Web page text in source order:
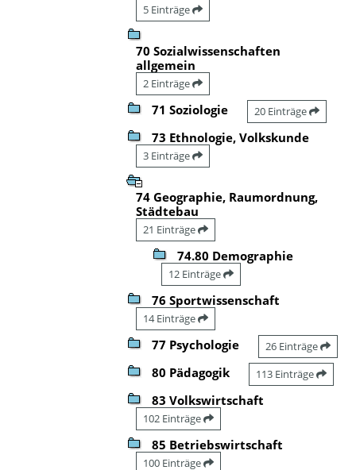
5 Einträge
70 Sozialwissenschaften
allgemein
2 Einträge
71 Soziologie 20 Einträge
73 Ethnologie, Volkskunde
3 Einträge
74 Geographie, Raumordnung,
Städtebau
21 Einträge
74.80 Demographie
12 Einträge
76 Sportwissenschaft
14 Einträge
77 Psychologie 26 Einträge
80 Pädagogik 113 Einträge
83 Volkswirtschaft
102 Einträge
85 Betriebswirtschaft
100 Einträge